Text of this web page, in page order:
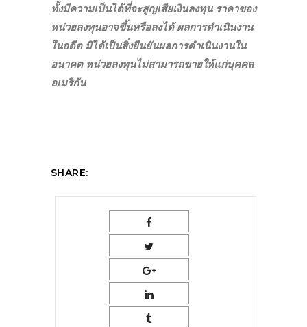
ทั้งมีความเป็นได้ที่จะสูญเสียเงินลงทุน ราคาของ
หน่วยลงทุนอาจขึ้นหรือลงได้ ผลการดำเนินงาน
ในอดีต มิได้เป็นสิ่งยืนยันผลการดำเนินงานใน
อนาคต หน่วยลงทุนไม่สามารถขายให้แก่บุคคล
อเมริกัน
SHARE: